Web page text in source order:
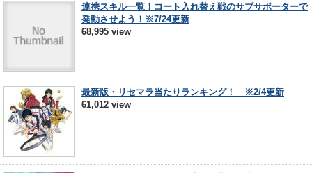
連携スキル一覧！コート入れ替え戦のサブサポーターで
発動させよう！※7/24更新
68,995 view
最新版・リセマラ当たりランキング！ ※2/4更新
61,012 view